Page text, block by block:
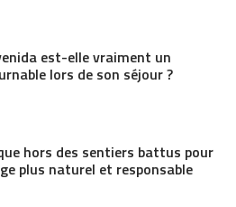
est-elle vraiment un
lors de son séjour ?
hors des sentiers battus pour
plus naturel et responsable